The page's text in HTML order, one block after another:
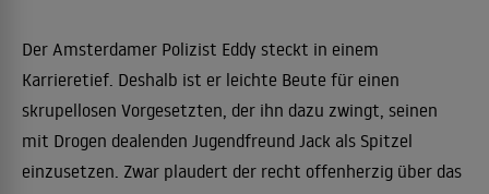
Der Amsterdamer Polizist Eddy steckt in einem
Karrieretief. Deshalb ist er leichte Beute für einen
skrupellosen Vorgesetzten, der ihn dazu zwingt, seinen
mit Drogen dealenden Jugendfreund Jack als Spitzel
einzusetzen. Zwar plaudert der recht offenherzig über das